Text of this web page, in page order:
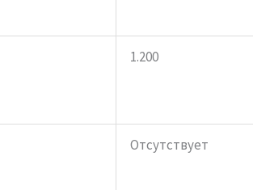
1.200
Отсутствует